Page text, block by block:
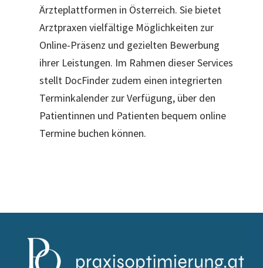
Ärzteplattformen in Österreich. Sie bietet
Arztpraxen vielfältige Möglichkeiten zur
Online-Präsenz und gezielten Bewerbung
ihrer Leistungen. Im Rahmen dieser Services
stellt DocFinder zudem einen integrierten
Terminkalender zur Verfügung, über den
Patientinnen und Patienten bequem online
Termine buchen können.